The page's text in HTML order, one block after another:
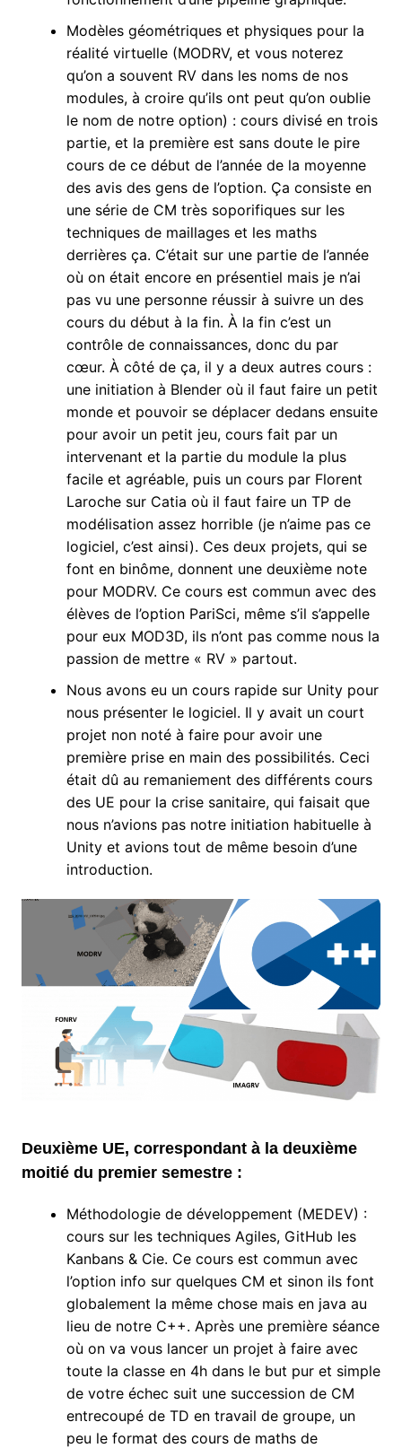
Modèles géométriques et physiques pour la
réalité virtuelle (MODRV, et vous noterez
qu’on a souvent RV dans les noms de nos
modules, à croire qu’ils ont peut qu’on oublie
le nom de notre option) : cours divisé en trois
partie, et la première est sans doute le pire
cours de ce début de l’année de la moyenne
des avis des gens de l’option. Ça consiste en
une série de CM très soporifiques sur les
techniques de maillages et les maths
derrières ça. C’était sur une partie de l’année
où on était encore en présentiel mais je n’ai
pas vu une personne réussir à suivre un des
cours du début à la fin. À la fin c’est un
contrôle de connaissances, donc du par
cœur. À côté de ça, il y a deux autres cours :
une initiation à Blender où il faut faire un petit
monde et pouvoir se déplacer dedans ensuite
pour avoir un petit jeu, cours fait par un
intervenant et la partie du module la plus
facile et agréable, puis un cours par Florent
Laroche sur Catia où il faut faire un TP de
modélisation assez horrible (je n’aime pas ce
logiciel, c’est ainsi). Ces deux projets, qui se
font en binôme, donnent une deuxième note
pour MODRV. Ce cours est commun avec des
élèves de l’option PariSci, même s’il s’appelle
pour eux MOD3D, ils n’ont pas comme nous la
passion de mettre « RV » partout.
Nous avons eu un cours rapide sur Unity pour
nous présenter le logiciel. Il y avait un court
projet non noté à faire pour avoir une
première prise en main des possibilités. Ceci
était dû au remaniement des différents cours
des UE pour la crise sanitaire, qui faisait que
nous n’avions pas notre initiation habituelle à
Unity et avions tout de même besoin d’une
introduction.
Deuxième UE, correspondant à la deuxième
moitié du premier semestre :
Méthodologie de développement (MEDEV) :
cours sur les techniques Agiles, GitHub les
Kanbans & Cie. Ce cours est commun avec
l’option info sur quelques CM et sinon ils font
globalement la même chose mais en java au
lieu de notre C++. Après une première séance
où on va vous lancer un projet à faire avec
toute la classe en 4h dans le but pur et simple
de votre échec suit une succession de CM
entrecoupé de TD en travail de groupe, un
peu le format des cours de maths de